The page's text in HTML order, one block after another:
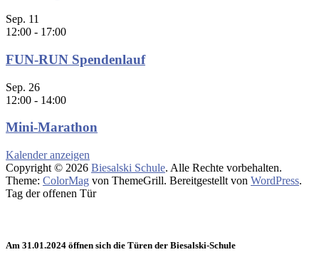
Sep. 11
12:00 - 17:00
FUN-RUN Spendenlauf
Sep. 26
12:00 - 14:00
Mini-Marathon
Kalender anzeigen
Copyright © 2026 Biesalski Schule. Alle Rechte vorbehalten.
Theme: ColorMag von ThemeGrill. Bereitgestellt von WordPress.
Tag der offenen Tür
Am 31.01.2024 öffnen sich die Türen der Biesalski-Schule